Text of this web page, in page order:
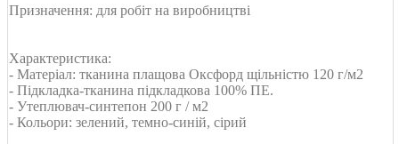
Призначення: для робіт на виробництві
Характеристика:
- Матеріал: тканина плащова Оксфорд щільністю 120 г/м2
- Підкладка-тканина підкладкова 100% ПЕ.
- Утеплювач-синтепон 200 г / м2
- Кольори: зелений, темно-синій, сірий